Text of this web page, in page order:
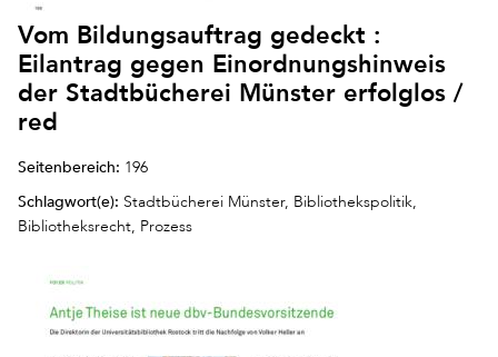
Vom Bildungsauftrag gedeckt :
Eilantrag gegen Einordnungshinweis
der Stadtbücherei Münster erfolglos /
red
Seitenbereich: 196
Schlagwort(e): Stadtbücherei Münster, Bibliothekspolitik,
Bibliotheksrecht, Prozess